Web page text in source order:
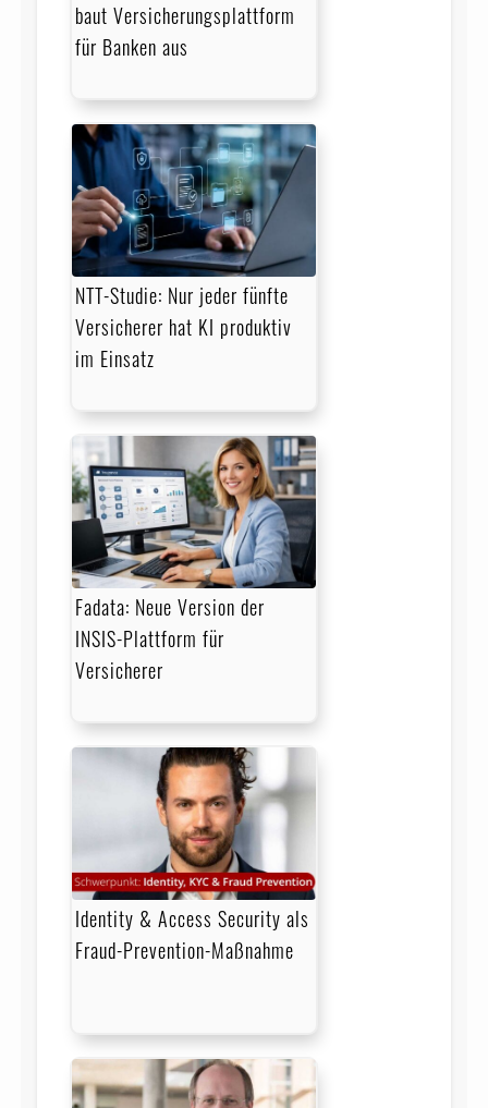
baut Versicherungsplattform
für Banken aus
NTT-Studie: Nur jeder fünfte
Versicherer hat KI produktiv
im Einsatz
Fadata: Neue Version der
INSIS-Plattform für
Versicherer
Identity & Access Security als
Fraud-Prevention-Maßnahme